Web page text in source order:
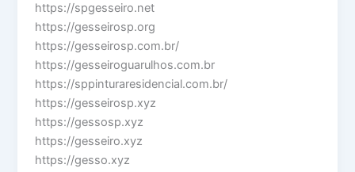
https://spgesseiro.net
https://gesseirosp.org
https://gesseirosp.com.br/
https://gesseiroguarulhos.com.br
https://sppinturaresidencial.com.br/
https://gesseirosp.xyz
https://gessosp.xyz
https://gesseiro.xyz
https://gesso.xyz